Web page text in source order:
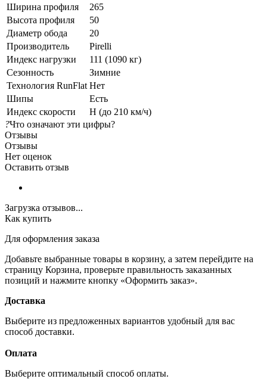
Ширина профиля
265
Высота профиля
50
Диаметр обода
20
Производитель
Pirelli
Индекс нагрузки
111 (1090 кг)
Сезонность
Зимние
Технология RunFlat Нет
Шипы
Есть
Индекс скорости
H (до 210 км/ч)
?Что означают эти цифры?
Отзывы
Отзывы
Нет оценок
Оставить отзыв
Загрузка отзывов...
Как купить
Для оформления заказа
Добавьте выбранные товары в корзину, а затем перейдите на
страницу Корзина, проверьте правильность заказанных
позиций и нажмите кнопку «Оформить заказ».
Доставка
Выберите из предложенных вариантов удобный для вас
способ доставки.
Оплата
Выберите оптимальный способ оплаты.